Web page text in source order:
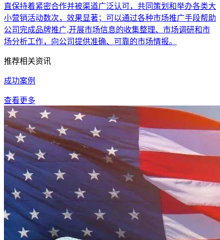
直保持着紧密合作并被渠道广泛认可，共同策划和举办各类大
小营销活动数次，效果显著；可以通过各种市场推广手段帮助
公司完成品牌推广,开展市场信息的收集整理、市场调研和市
场分析工作，向公司提供准确、可靠的市场情报。
推荐相关资讯
成功案例
查看更多